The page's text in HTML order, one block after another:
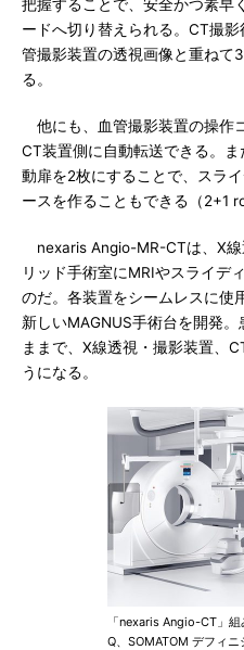
把握することで、安全かつ素早
ードへ切り替えられる。CT撮
管撮影装置の透視画像と重ねて
る。
他にも、血管撮影装置の操作
CT装置側に自動転送できる。
動扉を2枚にすることで、スラ
ースを作ることもできる（2+1
nexaris Angio-MR-CTは、X
リッド手術室にMRIやスライデ
のだ。各装置をシームレスに使
新しいMAGNUS手術台を開発
ままで、X線透視・撮影装置、
うになる。
「nexaris Angio-CT」
Q、SOMATOM デフィ